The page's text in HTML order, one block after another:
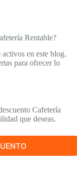
Rentable?
activos en este blog.
para ofrecer lo
Cafetería
que deseas.